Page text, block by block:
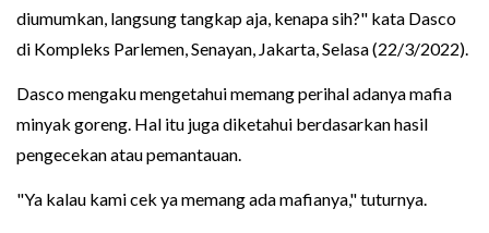
diumumkan, langsung tangkap aja, kenapa sih?" kata Dasco
di Kompleks Parlemen, Senayan, Jakarta, Selasa (22/3/2022).
Dasco mengaku mengetahui memang perihal adanya mafia
minyak goreng. Hal itu juga diketahui berdasarkan hasil
pengecekan atau pemantauan.
"Ya kalau kami cek ya memang ada mafianya," tuturnya.